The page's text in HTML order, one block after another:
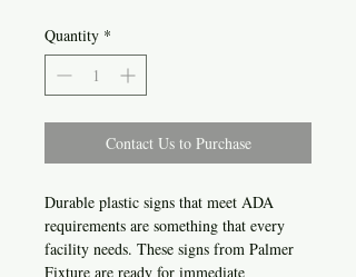
Quantity *
Contact Us to Purchase
Durable plastic signs that meet ADA
requirements are something that every
facility needs. These signs from Palmer
Fixture are ready for immediate